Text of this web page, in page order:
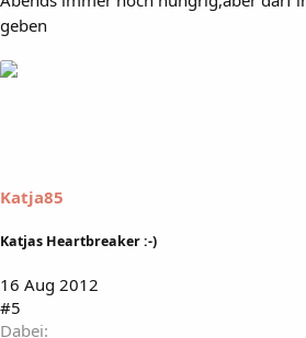
geben
Katja85
Katjas Heartbreaker :-)
16 Aug 2012
#5
Dabei